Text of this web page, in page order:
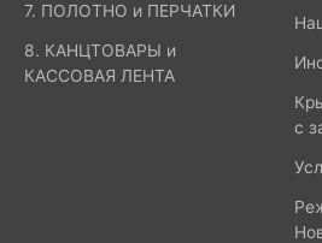
7. ПОЛОТНО и ПЕРЧАТКИ
8. КАНЦТОВАРЫ и
КАССОВАЯ ЛЕНТА
с